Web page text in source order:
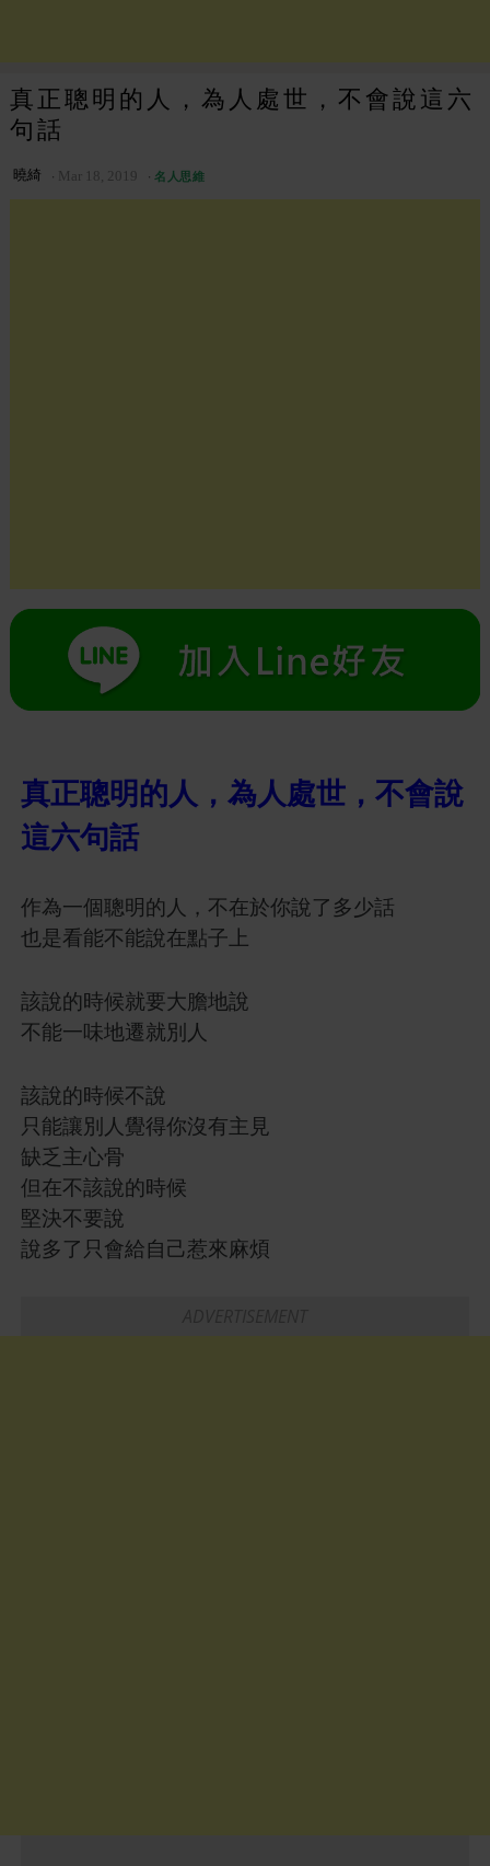
真正聰明的人，為人處世，不會說這六
句話
曉綺 Mar 18, 2019 名人思維
真正聰明的人，為人處世，不會說
這六句話
作為一個聰明的人，不在於你說了多少話
也是看能不能說在點子上
該說的時候就要大膽地說
不能一味地遷就別人
該說的時候不說
只能讓別人覺得你沒有主見
缺乏主心骨
但在不該說的時候
堅決不要說
說多了只會給自己惹來麻煩